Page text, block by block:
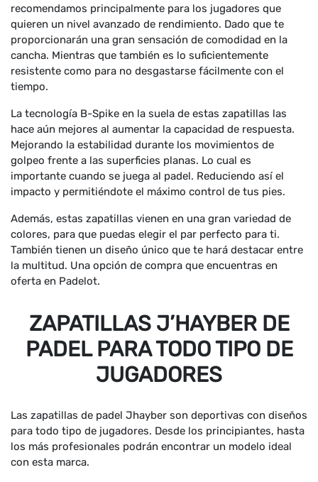
recomendamos principalmente para los jugadores que
quieren un nivel avanzado de rendimiento. Dado que te
proporcionarán una gran sensación de comodidad en la
cancha. Mientras que también es lo suficientemente
resistente como para no desgastarse fácilmente con el
tiempo.
La tecnología B-Spike en la suela de estas zapatillas las
hace aún mejores al aumentar la capacidad de respuesta.
Mejorando la estabilidad durante los movimientos de
golpeo frente a las superficies planas. Lo cual es
importante cuando se juega al padel. Reduciendo así el
impacto y permitiéndote el máximo control de tus pies.
Además, estas zapatillas vienen en una gran variedad de
colores, para que puedas elegir el par perfecto para ti.
También tienen un diseño único que te hará destacar entre
la multitud. Una opción de compra que encuentras en
oferta en Padelot.
ZAPATILLAS J’HAYBER DE
PADEL PARA TODO TIPO DE
JUGADORES
Las zapatillas de padel Jhayber son deportivas con diseños
para todo tipo de jugadores. Desde los principiantes, hasta
los más profesionales podrán encontrar un modelo ideal
con esta marca.